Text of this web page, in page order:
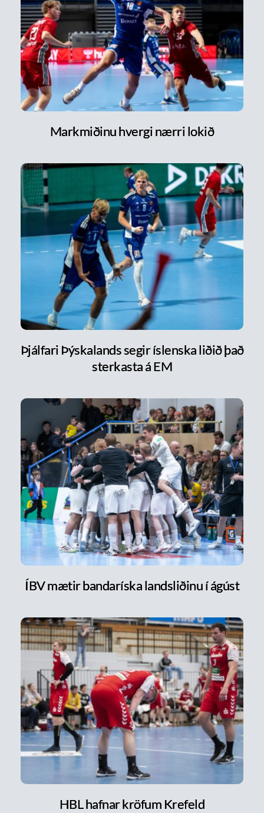
Markmiðinu hvergi nærri lokið
Þjálfari Þýskalands segir íslenska liðið það
sterkasta á EM
ÍBV mætir bandaríska landsliðinu í ágúst
HBL hafnar kröfum Krefeld